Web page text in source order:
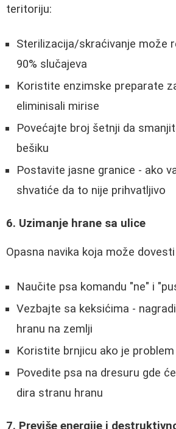
teritoriju:
Sterilizacija/skraćivanje može
90% slučajeva
Koristite enzimske preparate
eliminisali mirise
Povećajte broj šetnji da
bešiku
Postavite jasne granice - ako
shvatiće da to nije prihvatljivo
6. Uzimanje hrane sa ulice
Opasna navika koja može
Naučite psa komandu "ne" i
Vezbajte sa keksićima -
hranu na zemlji
Koristite brnjicu ako je
Povedite psa na dresuru gde
dira stranu hranu
7. Previše energije i